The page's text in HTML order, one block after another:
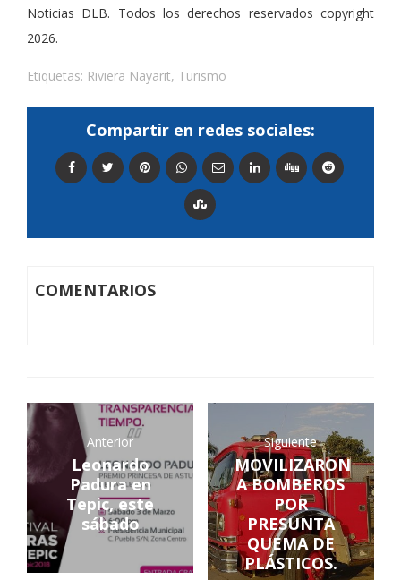
Noticias DLB. Todos los derechos reservados copyright
2026.
Etiquetas: Riviera Nayarit, Turismo
Compartir en redes sociales:
COMENTARIOS
Anterior
Leonardo
Padura en
Tepic, este
sábado
Siguiente
MOVILIZARON
A BOMBEROS
POR
PRESUNTA
QUEMA DE
PLÁSTICOS.